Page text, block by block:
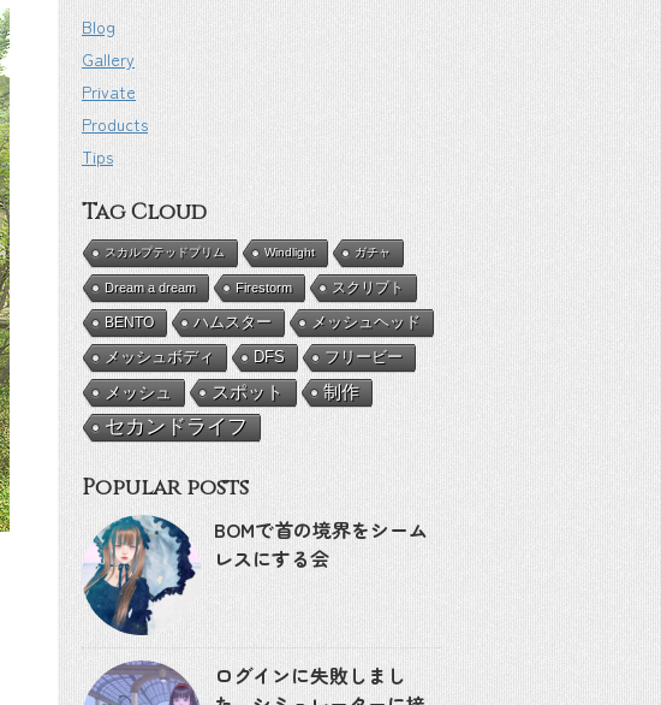
Blog
Gallery
Private
Products
Tips
Tag Cloud
スカルプテッドプリム Windlight ガチャ
Dream a dream Firestorm スクリプト
BENTO ハムスター メッシュヘッド
メッシュボディ DFS フリービー
メッシュ スポット 制作
セカンドライフ
Popular posts
BOMで首の境界をシーム
レスにする会
ログインに失敗しまし